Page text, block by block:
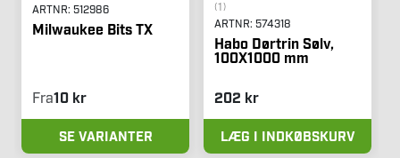
ARTNR: 512986
Milwaukee Bits TX
Fra10 kr
SE VARIANTER
(1)
ARTNR: 574318
Habo Dørtrin Sølv,
100X1000 mm
202 kr
LÆG I INDKØBSKURV